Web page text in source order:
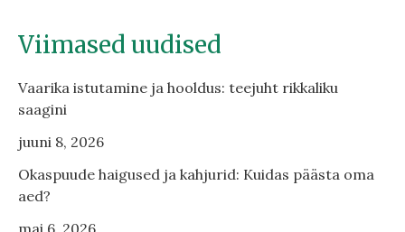
Viimased uudised
Vaarika istutamine ja hooldus: teejuht rikkaliku
saagini
juuni 8, 2026
Okaspuude haigused ja kahjurid: Kuidas päästa oma
aed?